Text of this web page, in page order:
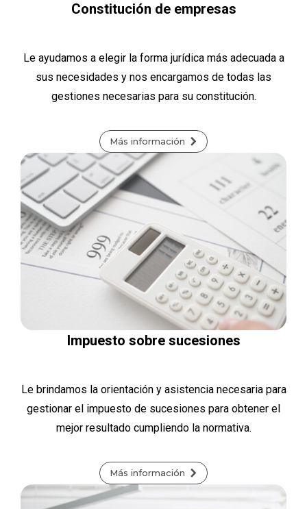
Constitución de empresas
Le ayudamos a elegir la forma jurídica más adecuada a
sus necesidades y nos encargamos de todas las
gestiones necesarias para su constitución.
Más información
Impuesto sobre sucesiones
Le brindamos la orientación y asistencia necesaria para
gestionar el impuesto de sucesiones para obtener el
mejor resultado cumpliendo la normativa.
Más información